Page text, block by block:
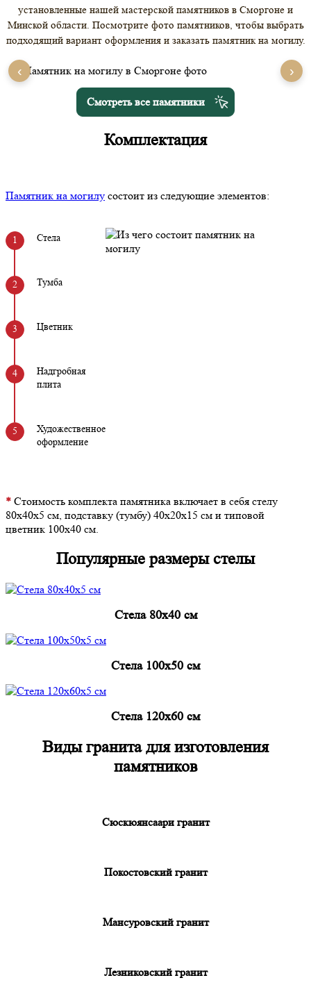
установленные нашей мастерской памятников в Сморгоне и
Минской области. Посмотрите фото памятников, чтобы выбрать
подходящий вариант оформления и заказать памятник на могилу.
‹ ›
Смотреть все памятники
Комплектация
Памятник на могилу состоит из следующие элементов:
Стела
Тумба
Цветник
Надгробная
плита
Художественное
оформление
* Стоимость комплекта памятника включает в себя стелу
80х40х5 см, подставку (тумбу) 40х20х15 см и типовой
цветник 100х40 см.
Популярные размеры стелы
Cтела 80x40 см
Cтела 100x50 см
Cтела 120x60 см
Виды гранита для изготовления
памятников
Сюскюянсаари гранит
Покостовский гранит
Мансуровский гранит
Лезниковский гранит